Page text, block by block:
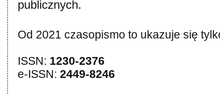
publicznych.
Od 2021 czasopismo to ukazuje się
ISSN: 1230-2376
e-ISSN: 2449-8246